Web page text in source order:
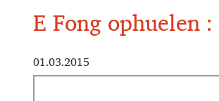
E Fong ophuelen
01.03.2015